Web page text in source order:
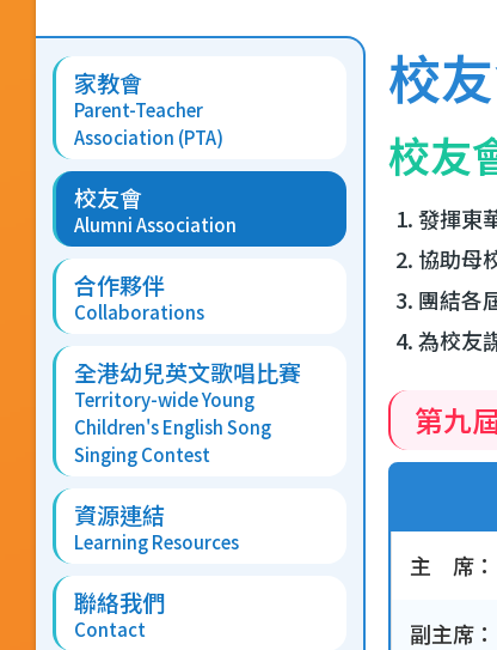
結
校
校友
發揮東
協助母
團結各
為校友
第九
主 席：
副主席：
Main
navigation
家教會
Parent-Teacher
Association (PTA)
校友會
Alumni Association
合作夥伴
Collaborations
全港幼兒英文歌唱比賽
Territory-wide Young
Children's English Song
Singing Contest
資源連結
Learning Resources
聯絡我們
Contact